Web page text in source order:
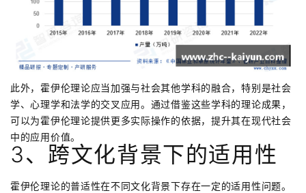
此外，霍伊伦理论应当加强与社会其他学科的融合，特别是社会
学、心理学和法学的交叉应用。通过借鉴这些学科的理论成果，
可以为霍伊伦理论提供更多实际操作的依据，提升其在现代社会
中的应用价值。
3、跨文化背景下的适用性
霍伊伦理论的普适性在不同文化背景下存在一定的适用性问题。